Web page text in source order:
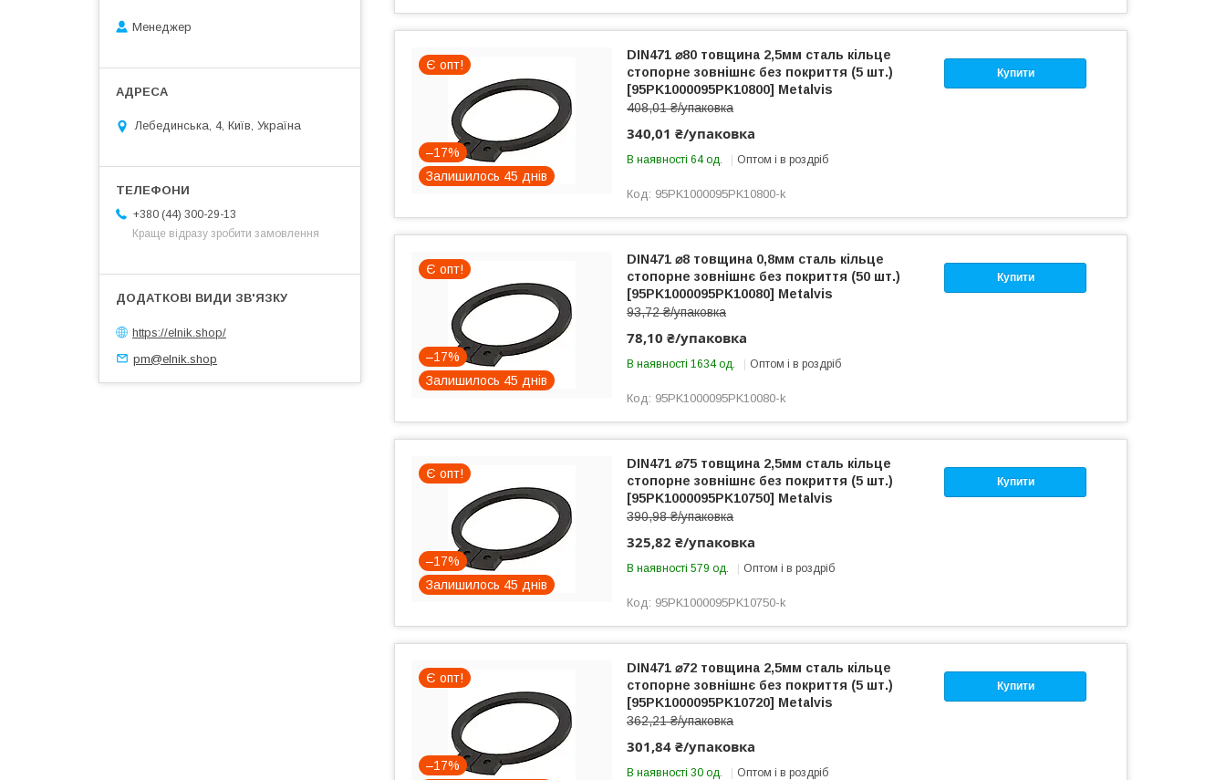
Є опт!
–17%
Залишилось 45 днів
Купити
DIN471 ⌀80 товщина 2,5мм сталь кільце
стопорне зовнішнє без покриття (5 шт.)
[95PK1000095PK10800] Metalvis
408,01 ₴/упаковка
340,01 ₴/упаковка
В наявності 64 од. Оптом і в роздріб
95PK1000095PK10800-k
Є опт!
–17%
Залишилось 45 днів
Купити
DIN471 ⌀8 товщина 0,8мм сталь кільце
стопорне зовнішнє без покриття (50 шт.)
[95PK1000095PK10080] Metalvis
93,72 ₴/упаковка
78,10 ₴/упаковка
В наявності 1634 од. Оптом і в роздріб
95PK1000095PK10080-k
Є опт!
–17%
Залишилось 45 днів
Купити
DIN471 ⌀75 товщина 2,5мм сталь кільце
стопорне зовнішнє без покриття (5 шт.)
[95PK1000095PK10750] Metalvis
390,98 ₴/упаковка
325,82 ₴/упаковка
В наявності 579 од. Оптом і в роздріб
95PK1000095PK10750-k
Є опт!
–17%
Купити
DIN471 ⌀72 товщина 2,5мм сталь кільце
стопорне зовнішнє без покриття (5 шт.)
[95PK1000095PK10720] Metalvis
362,21 ₴/упаковка
301,84 ₴/упаковка
В наявності 30 од. Оптом і в роздріб
Менеджер
Лебединська, 4, Київ, Україна
+380 (44) 300-29-13
Краще відразу зробити замовлення
https://elnik.shop/
pm@elnik.shop